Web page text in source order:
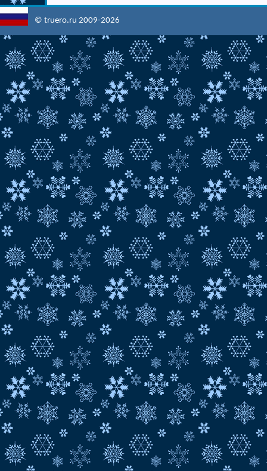
© truero.ru 2009-2026